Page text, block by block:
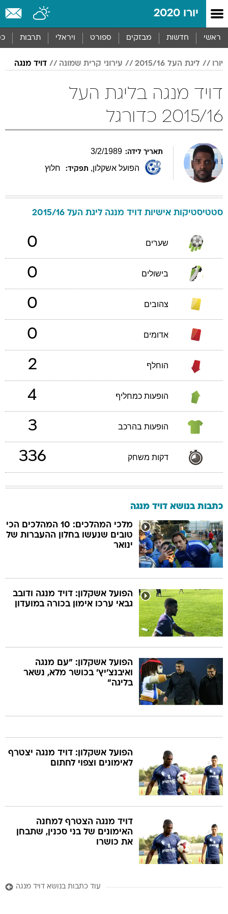
יורו 2020
ראשי חדשות מבזקים ספורט ויראלי תרבות
יורו ליגת העל 2015/16 עירוני קרית שמונה דויד מנגה
דויד מנגה בליגת העל
2015/16 כדורגל
תאריך לידה: 3/2/1989
הפועל אשקלון, תפקיד: חלוץ
סטטיסטיקות אישיות דויד מנגה ליגת העל 2015/16
שערים 0
בישולים 0
צהובים 0
אדומים 0
הוחלף 2
הופעות כמחליף 4
הופעות בהרכב 3
דקות משחק 336
כתבות בנושא דויד מנגה
מלכי המהלכים: 10 המהלכים הכי
טובים שנעשו בחלון ההעברות של
ינואר
הפועל אשקלון: דויד מנגה ודובב
גבאי ערכו אימון בכורה במועדון
הפועל אשקלון: "עם מנגה
ואיבנצ'יץ' בכושר מלא, נשאר
בליגה"
הפועל אשקלון: דויד מנגה יצטרף
לאימונים וצפוי לחתום
דויד מנגה הצטרף למחנה
האימונים של בני סכנין, שתבחן
את כושרו
עוד כתבות בנושא דויד מנגה